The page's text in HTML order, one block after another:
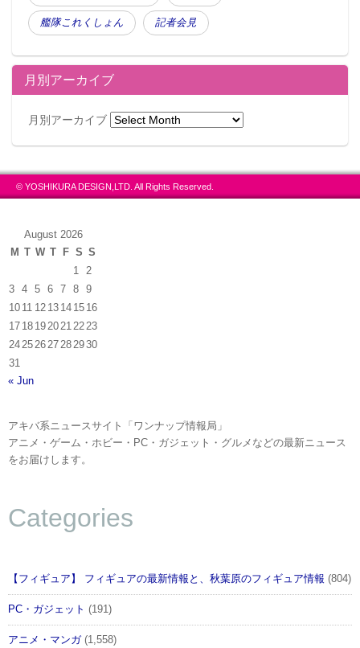
艦隊これくしょん 記者会見
月別アーカイブ
月別アーカイブ
© YOSHIKURA DESIGN,LTD. All Rights Reserved.
August 2026
M T W T F S S
1
2
3
4 5 6 7 8
9
10 11 12 13 14 15 16
17 18 19 20 21 22 23
24 25 26 27 28 2930
31
« Jun
アキバ系ニュースサイト「ワンナップ情報局」
アニメ・ゲーム・ホビー・PC・ガジェット・グルメなどの最新ニュース
をお届けします。
Categories
【フィギュア】 フィギュアの最新情報と、秋葉原のフィギュア情報 (804)
PC・ガジェット (191)
アニメ・マンガ(1,558)